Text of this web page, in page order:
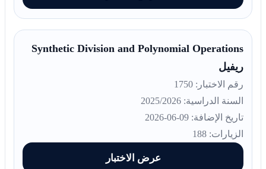
Synthetic Division and Polynomial Operations
ريفيل
رقم الاختبار: 1750
السنة الدراسية: 2025/2026
تاريخ الإضافة: 09-06-2026
الزيارات: 188
عرض الاختبار